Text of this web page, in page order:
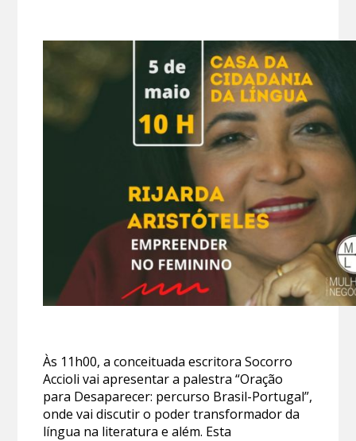
Às 11h00, a conceituada escritora Socorro
Accioli vai apresentar a palestra “Oração
para Desaparecer: percurso Brasil-Portugal”,
onde vai discutir o poder transformador da
língua na literatura e além. Esta